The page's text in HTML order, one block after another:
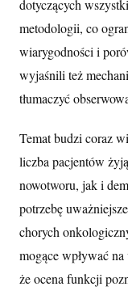
dotyczących
metodologii, co
wiarygodności i
wyjaśnili też
tłumaczyć
Temat budzi coraz
liczba pacjentów
nowotworu, jak i
potrzebę
chorych
mogące wpływać
że ocena funkcji